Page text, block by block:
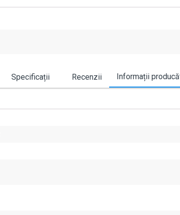
Specificații Recenzii Informații